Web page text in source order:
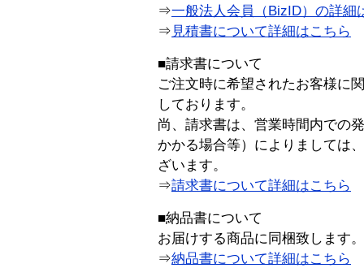
⇒一般法人会員（BizID）の詳細
⇒ 見積書について詳細はこちら
■請求書について
ご注文時に希望されたお客様に
しております。
尚、請求書は、営業時間内での
かかる場合等）によりましては
ざいます。
⇒請求書について詳細はこちら
■納品書について
お届けする商品に同梱致します。
⇒納品書について詳細はこちら